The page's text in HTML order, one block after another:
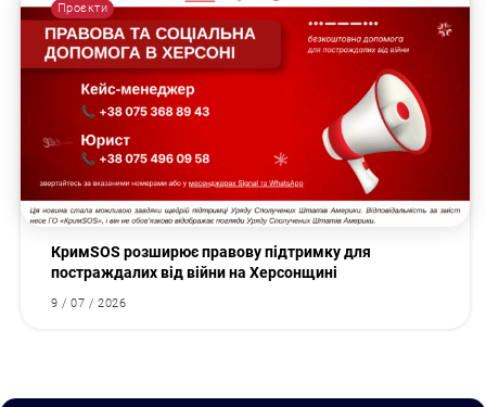
Проєкти
КримSOS розширює правову підтримку для
постраждалих від війни на Херсонщині
9 / 07 / 2026